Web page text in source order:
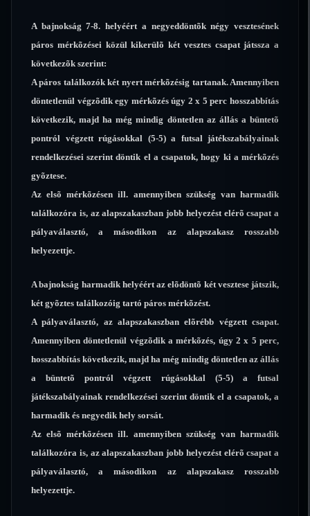
A bajnokság 7-8. helyéért a negyeddöntõk négy vesztesének
páros mérkõzései közül kikerülõ két vesztes csapat játssza a
következõk szerint:
A páros találkozók két nyert mérkõzésig tartanak. Amennyiben
döntetlenül végzõdik egy mérkõzés úgy 2 x 5 perc hosszabbítás
következik, majd ha még mindig döntetlen az állás a büntetõ
pontról végzett rúgásokkal (5-5) a futsal játékszabályainak
rendelkezései szerint döntik el a csapatok, hogy ki a mérkõzés
gyõztese.
Az elsõ mérkõzésen ill. amennyiben szükség van harmadik
találkozóra is, az alapszakaszban jobb helyezést elérõ csapat a
pályaválasztó, a másodikon az alapszakasz rosszabb
helyezettje.
A bajnokság harmadik helyéért az elõdöntõ két vesztese játszik,
két gyõztes találkozóig tartó páros mérkõzést.
A pályaválasztó, az alapszakaszban elõrébb végzett csapat.
Amennyiben döntetlenül végzõdik a mérkõzés, úgy 2 x 5 perc,
hosszabbítás következik, majd ha még mindig döntetlen az állás
a büntetõ pontról végzett rúgásokkal (5-5) a futsal
játékszabályainak rendelkezései szerint döntik el a csapatok, a
harmadik és negyedik hely sorsát.
Az elsõ mérkõzésen ill. amennyiben szükség van harmadik
találkozóra is, az alapszakaszban jobb helyezést elérõ csapat a
pályaválasztó, a másodikon az alapszakasz rosszabb
helyezettje.